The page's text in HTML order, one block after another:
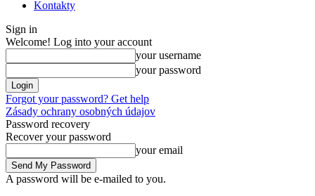
Kontakty
Sign in
Welcome! Log into your account
your username
your password
Forgot your password? Get help
Zásady ochrany osobných údajov
Password recovery
Recover your password
your email
A password will be e-mailed to you.